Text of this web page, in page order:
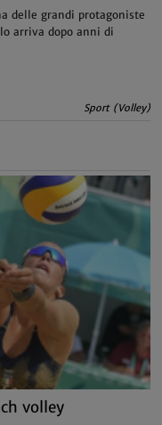
delle grandi protagoniste
arriva dopo anni di
Sport (Volley)
volley